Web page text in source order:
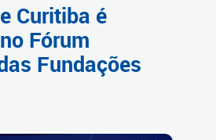
Curitiba é
Fórum
Fundações